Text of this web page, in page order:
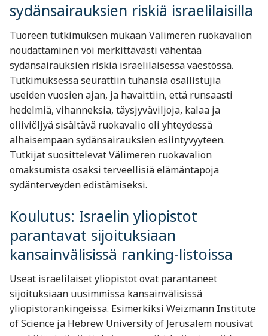
sydänsairauksien riskiä israelilaisilla
Tuoreen tutkimuksen mukaan Välimeren ruokavalion
noudattaminen voi merkittävästi vähentää
sydänsairauksien riskiä israelilaisessa väestössä.
Tutkimuksessa seurattiin tuhansia osallistujia
useiden vuosien ajan, ja havaittiin, että runsaasti
hedelmiä, vihanneksia, täysjyväviljoja, kalaa ja
oliiviöljyä sisältävä ruokavalio oli yhteydessä
alhaisempaan sydänsairauksien esiintyvyyteen.
Tutkijat suosittelevat Välimeren ruokavalion
omaksumista osaksi terveellisiä elämäntapoja
sydänterveyden edistämiseksi.
Koulutus: Israelin yliopistot
parantavat sijoituksiaan
kansainvälisissä ranking-listoissa
Useat israelilaiset yliopistot ovat parantaneet
sijoituksiaan uusimmissa kansainvälisissä
yliopistorankingeissa. Esimerkiksi Weizmann Institute
of Science ja Hebrew University of Jerusalem nousivat